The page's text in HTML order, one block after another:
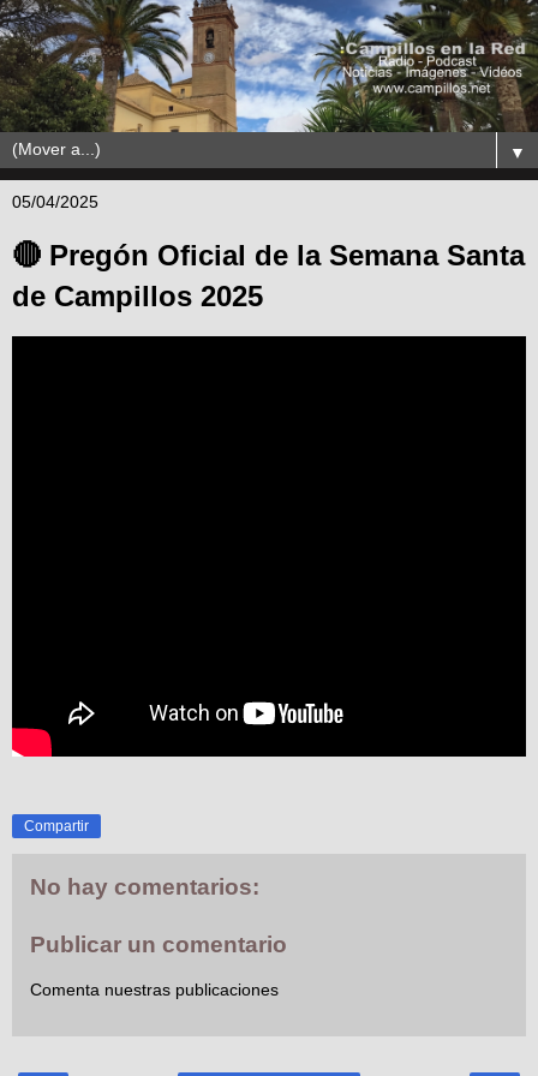
▼
05/04/2025
🔴 Pregón Oficial de la Semana Santa
de Campillos 2025
Compartir
No hay comentarios:
Publicar un comentario
Comenta nuestras publicaciones